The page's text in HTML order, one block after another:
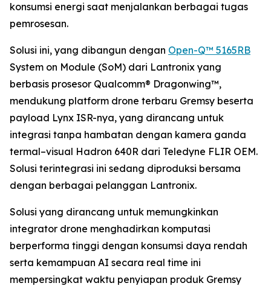
konsumsi energi saat menjalankan berbagai tugas
pemrosesan.
Solusi ini, yang dibangun dengan Open-Q™ 5165RB
System on Module (SoM) dari Lantronix yang
berbasis prosesor Qualcomm® Dragonwing™,
mendukung platform drone terbaru Gremsy beserta
payload Lynx ISR-nya, yang dirancang untuk
integrasi tanpa hambatan dengan kamera ganda
termal–visual Hadron 640R dari Teledyne FLIR OEM.
Solusi terintegrasi ini sedang diproduksi bersama
dengan berbagai pelanggan Lantronix.
Solusi yang dirancang untuk memungkinkan
integrator drone menghadirkan komputasi
berperforma tinggi dengan konsumsi daya rendah
serta kemampuan AI secara real time ini
mempersingkat waktu penyiapan produk Gremsy